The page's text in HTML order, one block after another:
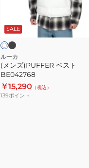
BE042768
SALE
ルーカ
(メンズ)PUFFER ベスト
BE042768
￥15,290 （税込）
139ポイント
ホ
ワ
イ
ト
ブ
ラ
ッ
ク